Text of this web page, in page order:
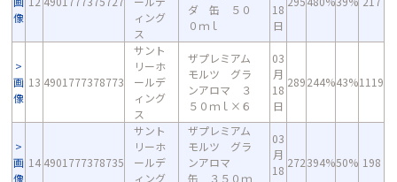
像
ィング
ス
ダ 缶 ５０
０ｍｌ
18
日
画
像
13 4901777378773
サント
リーホ
ールデ
ィング
ス
ザプレミアム
モルツ グラ
ンアロマ ３
５０ｍｌ×６
03
月
18
日
289244%43%1119
画
像
14 4901777378735
サント
リーホ
ールデ
ィング
ザプレミアム
モルツ グラ
ンアロマ
缶 ３５０ｍ
03
月
18
272394%50% 198